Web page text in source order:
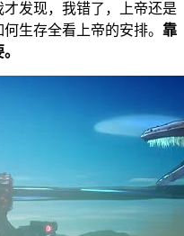
发现，我错了，上帝还是
生存全看上帝的安排。 靠